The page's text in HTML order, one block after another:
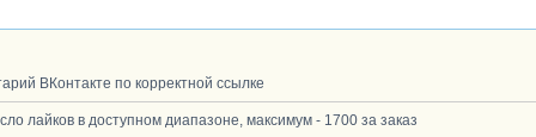
ВКонтакте по корректной ссылке
лайков в доступном диапазоне, максимум - 1700 за заказ